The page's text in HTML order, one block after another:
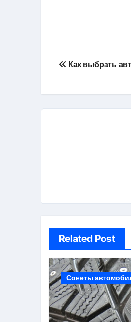
Навигация
записям
Как выбрать
Related Post
Советы